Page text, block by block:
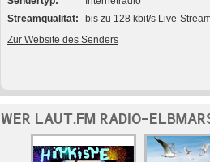
Streamqualität
bis zu 128 kbit/s Live-
Zur Website des Senders
WER LAUT.FM RADIO-